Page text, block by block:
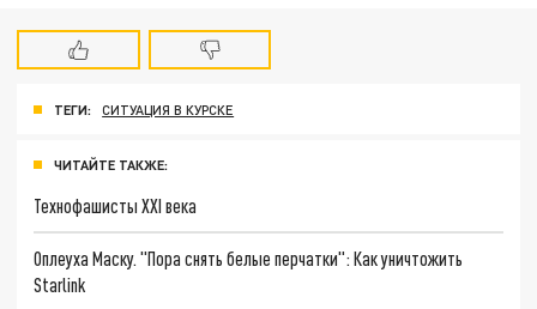
ТЕГИ: СИТУАЦИЯ В КУРСКЕ
ЧИТАЙТЕ ТАКЖЕ:
Технофашисты XXI века
Оплеуха Маску. "Пора снять белые перчатки": Как уничтожить
Starlink